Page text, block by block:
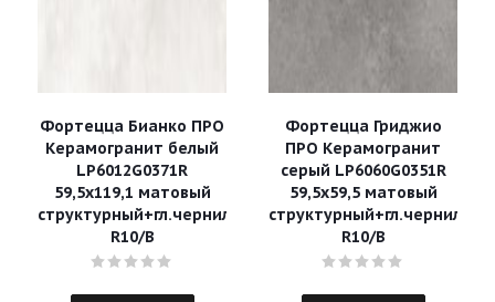
Фортецца Бианко ПРО
Керамогранит белый
LP6012G0371R
59,5х119,1 матовый
структурный+гл.чернила
R10/B
Фортецца Гриджио
ПРО Керамогранит
серый LP6060G0351R
59,5х59,5 матовый
структурный+гл.чернила
R10/B